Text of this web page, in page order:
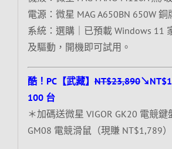
電源：微星 MAG A650BN 650W
系統：選購｜已預載 Windows 11
及驅動，開機即可試用。
酷！PC【武藏】NT$23,890
100 台
＊加碼送微星 VIGOR GK20 電競鍵
GM08 電競滑鼠（現賺 NT$1,789）